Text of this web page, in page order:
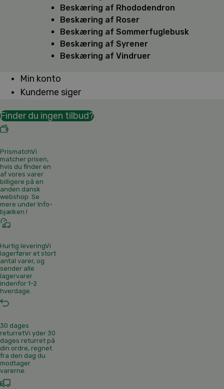
Beskæring af Rhododendron
Beskæring af Roser
Beskæring af Sommerfuglebusk
Beskæring af Syrener
Beskæring af Vindruer
Min konto
Kunderne siger
Finder du ingen tilbud?
PrismatchVi
matcher prisen,
hvis du finder en
af vores varer
billigere på en
anden dansk
webshop. Se
mere under Info-
bjælken.!
Hurtig leveringVi
lagerfører et stort
antal varer, og
sender alle
lagervarer
indenfor 1-2
hverdage.
30 dages
returretVi yder 30
dages returret på
din ordre, regnet
fra den dag du
modtager
varerne.